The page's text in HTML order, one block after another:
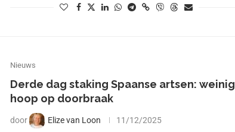
Nieuws
Derde dag staking Spaanse artsen: weinig
hoop op doorbraak
door Elize van Loon 11/12/2025